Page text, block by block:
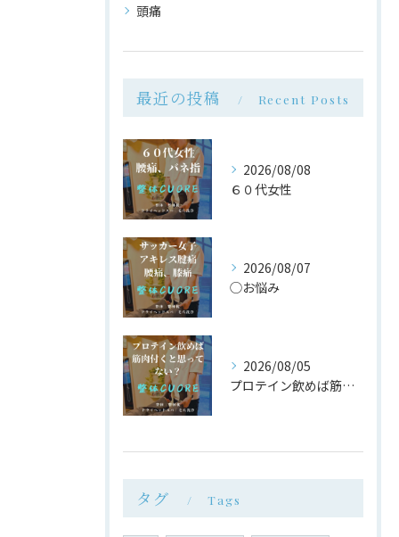
頭痛
最近の投稿 Recent Posts
2026/08/08
６０代女性
2026/08/07
◯お悩み
2026/08/05
プロテイン飲めば筋肉付く は大間違い
タグ Tags